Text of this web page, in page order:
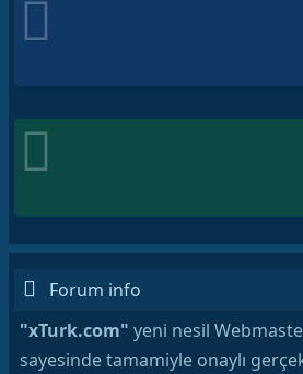
Forum info
"xTurk.com" yeni nesil
sayesinde tamamiyle onaylı